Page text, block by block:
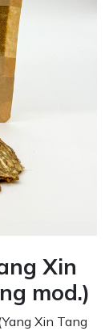
Xin
mod.)
Xin Tang